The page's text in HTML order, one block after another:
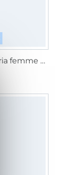
Patron robe Aria femme pdf Fadenkäfer, en allemand